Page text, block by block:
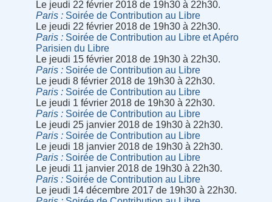
Le jeudi 22 février 2018 de 19h30 à 22h30.
Paris
Soirée de Contribution au Libre
Le jeudi 22 février 2018 de 19h30 à 22h30.
Paris
Soirée de Contribution au Libre et Apéro
Parisien du Libre
Le jeudi 15 février 2018 de 19h30 à 22h30.
Paris
Soirée de Contribution au Libre
Le jeudi 8 février 2018 de 19h30 à 22h30.
Paris
Soirée de Contribution au Libre
Le jeudi 1 février 2018 de 19h30 à 22h30.
Paris
Soirée de Contribution au Libre
Le jeudi 25 janvier 2018 de 19h30 à 22h30.
Paris
Soirée de Contribution au Libre
Le jeudi 18 janvier 2018 de 19h30 à 22h30.
Paris
Soirée de Contribution au Libre
Le jeudi 11 janvier 2018 de 19h30 à 22h30.
Paris
Soirée de Contribution au Libre
Le jeudi 14 décembre 2017 de 19h30 à 22h30.